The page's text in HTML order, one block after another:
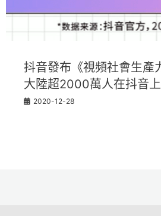
抖音發布《視頻社會生產
大陸超2000萬人在抖音上
2020-12-28